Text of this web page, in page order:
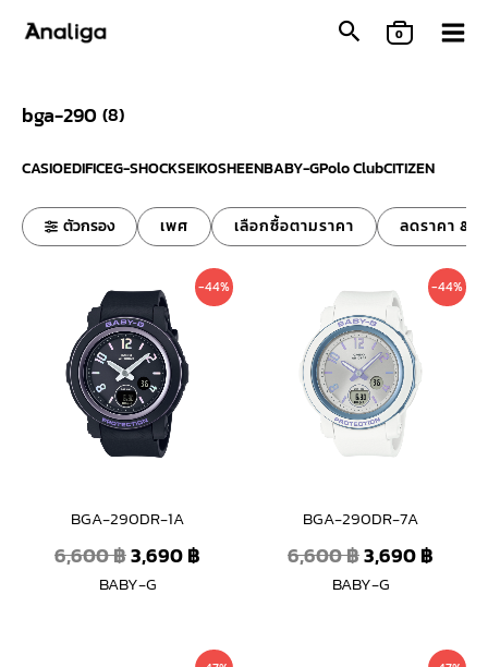
0
bga-290 (8)
CASIOEDIFICEG-SHOCKSEIKOSHEENBABY-GPolo ClubCITIZEN
ตัวกรอง เพศ เลือกซื้อตามราคา ลดราคา &
-44%
BGA-290DR-1A
6,600฿
Original
price
was:
6,600 ฿.
3,690฿
Current
price
BABY-G
-44%
BGA-290DR-7A
6,600฿
Original
price
was:
6,600 ฿.
3,690฿
price
BABY-G